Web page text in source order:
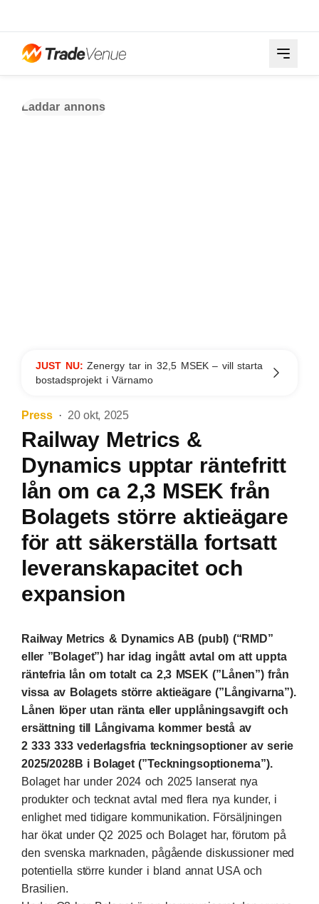
Laddar annons
JUST NU:Zenergy tar in 32,5 MSEK – vill starta
bostadsprojekt i Värnamo
Press 20 okt, 2025
Railway Metrics &
Dynamics upptar räntefritt
lån om ca 2,3 MSEK från
Bolagets större aktieägare
för att säkerställa fortsatt
leveranskapacitet och
expansion
Railway Metrics & Dynamics AB (publ) (“RMD”
eller ”Bolaget”) har idag ingått avtal om att uppta
räntefria lån om totalt ca 2,3 MSEK (”Lånen”) från
vissa av Bolagets större aktieägare (”Långivarna”).
Lånen löper utan ränta eller upplåningsavgift och
ersättning till Långivarna kommer bestå av
2 333 333 vederlagsfria teckningsoptioner av serie
2025/2028B i Bolaget (”Teckningsoptionerna”).
Bolaget har under 2024 och 2025 lanserat nya
produkter och tecknat avtal med flera nya kunder, i
enlighet med tidigare kommunikation. Försäljningen
har ökat under Q2 2025 och Bolaget har, förutom på
den svenska marknaden, pågående diskussioner med
potentiella större kunder i bland annat USA och
Brasilien.